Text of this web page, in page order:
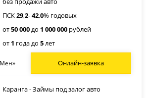
ПСК29,2-42,0% годовых
от50 000до 1 000 000 рублей
от 1 года до5лет
Онлайн-заявка
Каранга - Займы под залог авто